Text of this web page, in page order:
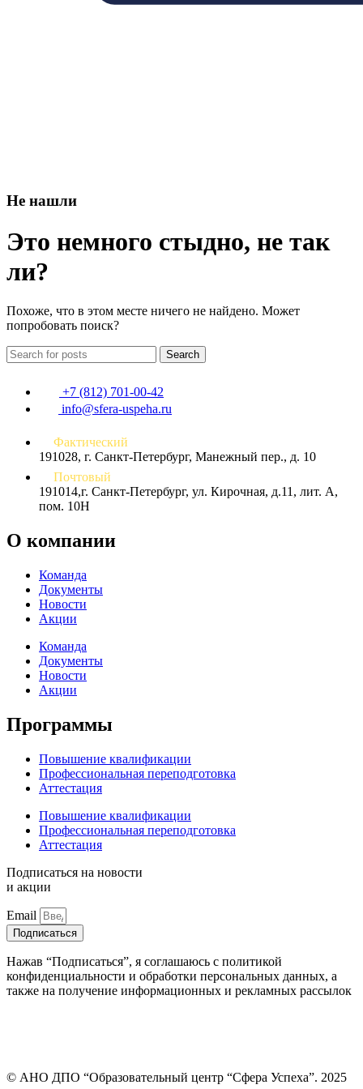
Не нашли
Это немного стыдно, не так
ли?
Похоже, что в этом месте ничего не найдено. Может
попробовать поиск?
Search
+7 (812) 701-00-42
info@sfera-uspeha.ru
Фактический
191028, г. Санкт-Петербург, Манежный пер., д. 10
Почтовый
191014,г. Санкт-Петербург, ул. Кирочная, д.11, лит. А,
пом. 10Н
О компании
Команда
Документы
Новости
Акции
Команда
Документы
Новости
Акции
Программы
Повышение квалификации
Профессиональная переподготовка
Аттестация
Повышение квалификации
Профессиональная переподготовка
Аттестация
Подписаться на новости
и акции
Email
Подписаться
Нажав “Подписаться”, я соглашаюсь с политикой
конфиденциальности и обработки персональных данных, а
также на получение информационных и рекламных рассылок
© АНО ДПО “Образовательный центр “Сфера Успеха”. 2025